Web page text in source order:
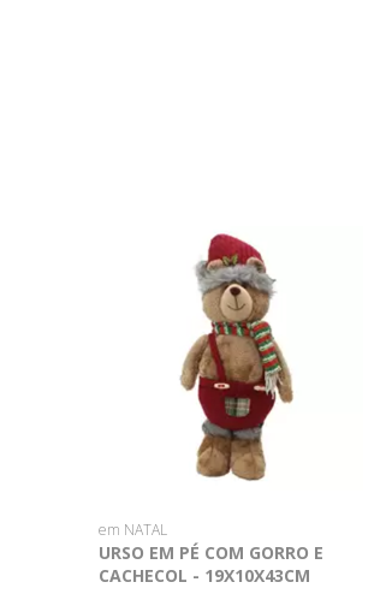
em NATAL
URSO EM PÉ COM GORRO E
CACHECOL - 19X10X43CM